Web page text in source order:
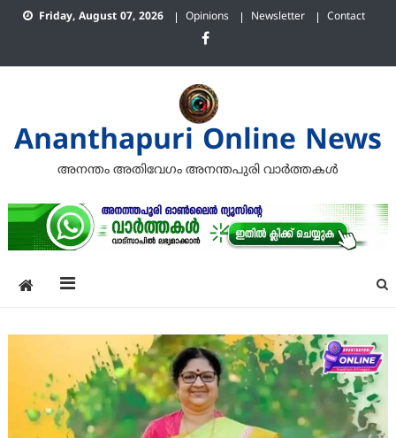
Skip
Friday, August 07, 2026 Opinions Newsletter Contact
Ananthapuri Online News
അനന്തം അതിവേഗം അനന്തപുരി വാര്‍ത്തകള്‍